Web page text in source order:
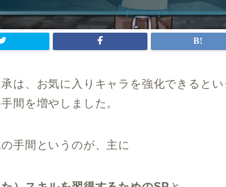
は、お気に入りキャラを強化できると
間を増やしました。
手間というのが、主に